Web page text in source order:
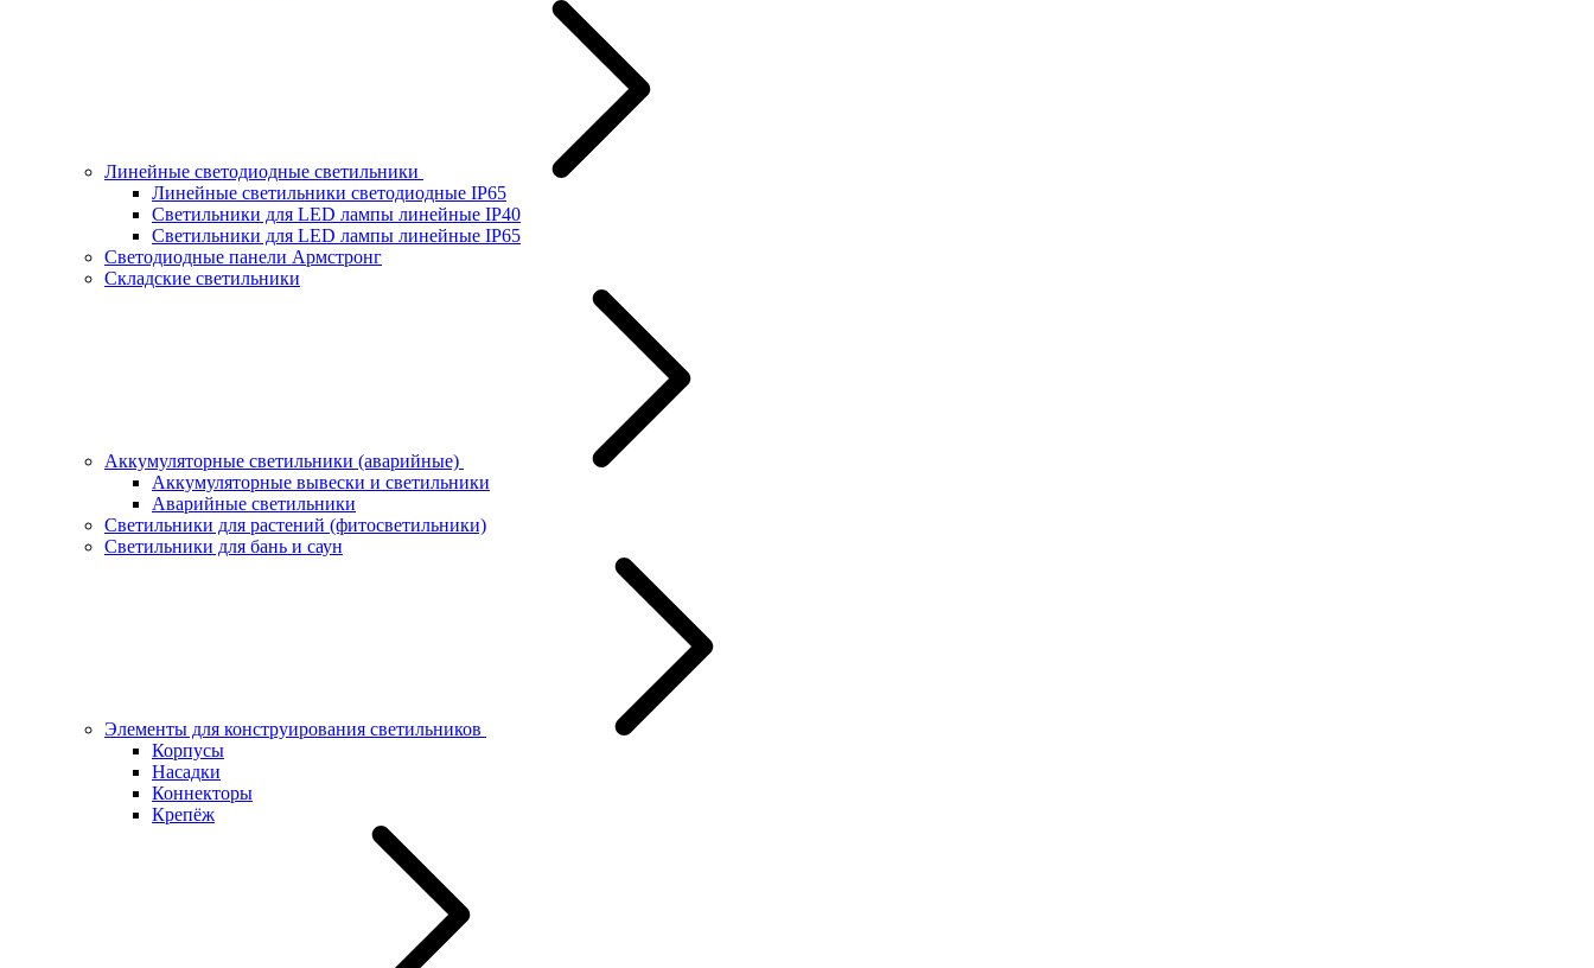
Линейные светодиодные светильники
Линейные светильники светодиодные IP65
Светильники для LED лампы линейные IP40
Светильники для LED лампы линейные IP65
Светодиодные панели Армстронг
Складские светильники
Аккумуляторные светильники (аварийные)
Аккумуляторные вывески и светильники
Аварийные светильники
Светильники для растений (фитосветильники)
Светильники для бань и саун
Элементы для конструирования светильников
Корпусы
Насадки
Коннекторы
Крепёж